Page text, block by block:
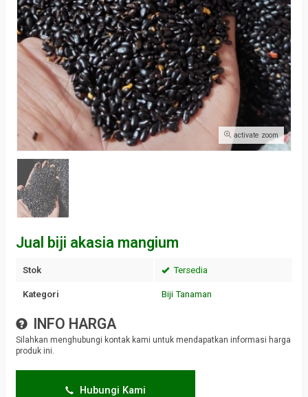
activate zoom
Jual biji akasia mangium
Stok Tersedia
Kategori Biji Tanaman
INFO HARGA
Silahkan menghubungi kontak kami untuk mendapatkan informasi harga
produk ini.
Hubungi Kami